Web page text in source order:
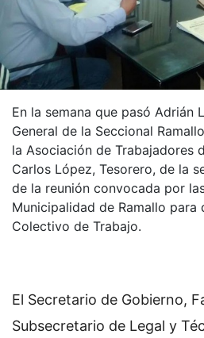
En la semana que pasó Adrián
General de la Seccional
la Asociación de Trabajadores
Carlos López, Tesorero, de la
de la reunión convocada por
Municipalidad de Ramallo para
Colectivo de Trabajo.
El Secretario de Gobierno,
Subsecretario de Legal y